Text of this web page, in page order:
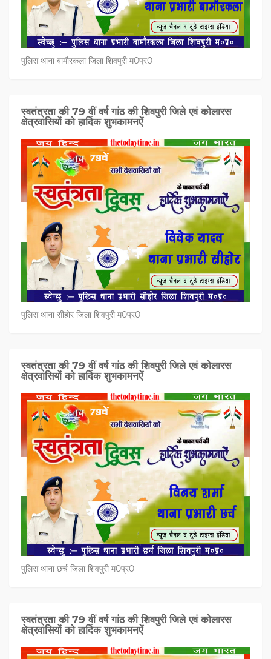
पुलिस थाना बामौरकला जिला शिवपुरी म0प्र0
स्वतंत्रता की 79 वीं वर्ष गांठ की शिवपुरी जिले एवं कोलारस
क्षेत्रवासियों को हार्दिक शुभकामनऐं
पुलिस थाना सीहोर जिला शिवपुरी म0प्र0
स्वतंत्रता की 79 वीं वर्ष गांठ की शिवपुरी जिले एवं कोलारस
क्षेत्रवासियों को हार्दिक शुभकामनऐं
पुलिस थाना छर्च जिला शिवपुरी म0प्र0
स्वतंत्रता की 79 वीं वर्ष गांठ की शिवपुरी जिले एवं कोलारस
क्षेत्रवासियों को हार्दिक शुभकामनऐं